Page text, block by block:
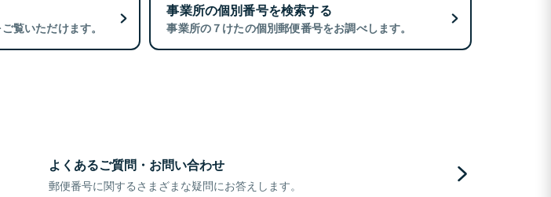
覧いただけます。
事業所の個別番号を検索する
事業所の７けたの個別郵便番号をお調べします。
よくあるご質問・お問い合わせ
郵便番号に関するさまざまな疑問にお答えします。